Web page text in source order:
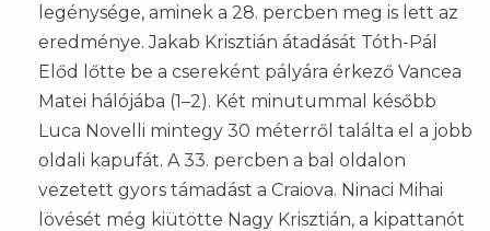
legénysége, aminek a 28. percben meg is lett az
eredménye. Jakab Krisztián átadását Tóth-Pál
Előd lőtte be a csereként pályára érkező Vancea
Matei hálójába (1–2). Két minutummal később
Luca Novelli mintegy 30 méterről találta el a jobb
oldali kapufát. A 33. percben a bal oldalon
vezetett gyors támadást a Craiova. Ninaci Mihai
lövését még kiütötte Nagy Krisztián, a kipattanót